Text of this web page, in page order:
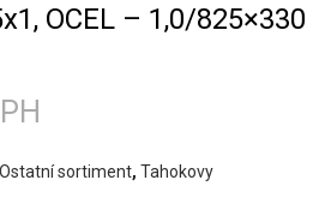
OCEL – 1,0/825×330
Ostatní sortiment, Tahokovy